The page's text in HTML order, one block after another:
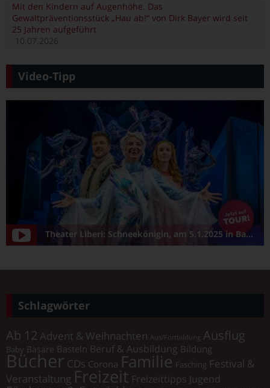
Mit den Kindern auf Augenhöhe. Das
Gewaltpräventionsstück „Hau ab!“ von Dirk Bayer wird seit
25 Jahren aufgeführt
10.07.2026
Video-Tipp
Theater Liberi: Schneekönigin, am 5.1.2025 in Bamberg/Konzerthalle
Schlagwörter
Ab 12 Advent & Weihnachten Aus/Fortbildung Ausflug
Baby Basare Basteln Beruf & Ausbildung Bildung
Bücher CDs Corona Familie Fasching Festival &
Veranstaltung Freizeit Freizeittipps Jugend